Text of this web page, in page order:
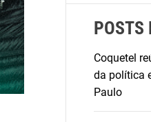
POSTS
Coquetel
da política
Paulo